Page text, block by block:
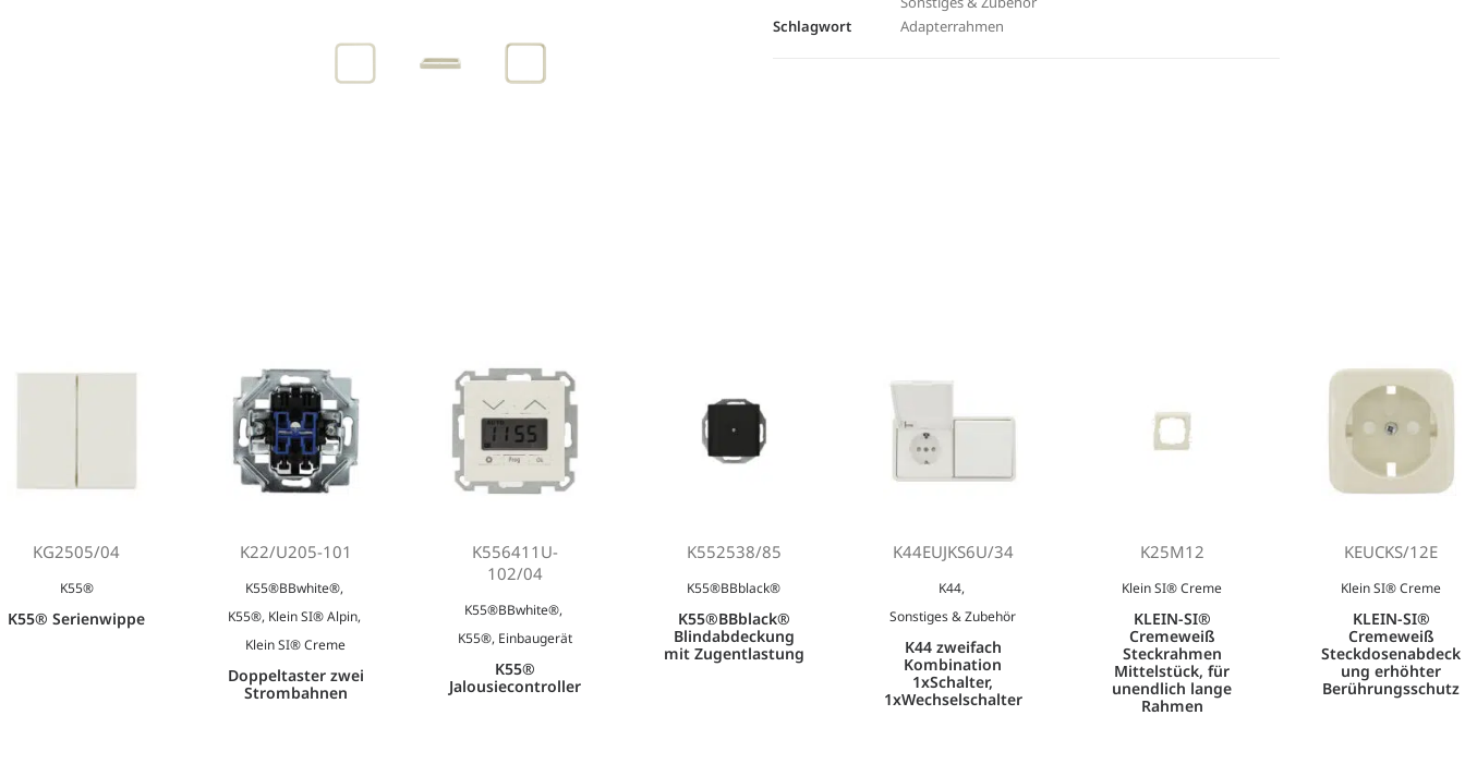
Schlagwort
Adapterrahmen
KG2505/04
K55®
K55® Serienwippe
K22/U205-101
K55®BBwhite®,
K55®, Klein SI® Alpin,
Klein SI® Creme
Doppeltaster zwei
Strombahnen
K556411U-
102/04
K55®BBwhite®,
K55®, Einbaugerät
K55®
Jalousiecontroller
K552538/85
K55®BBblack®
K55®BBblack®
Blindabdeckung
mit Zugentlastung
K44EUJKS6U/34
K44,
Sonstiges & Zubehör
K44 zweifach
Kombination
1xSchalter,
1xWechselschalter
K25M12
Klein SI® Creme
KLEIN-SI®
Cremeweiß
Steckrahmen
Mittelstück, für
unendlich lange
Rahmen
KEUCKS/12E
Klein SI® Creme
KLEIN-SI®
Cremeweiß
Steckdosenabdeck
ung erhöhter
Berührungsschutz